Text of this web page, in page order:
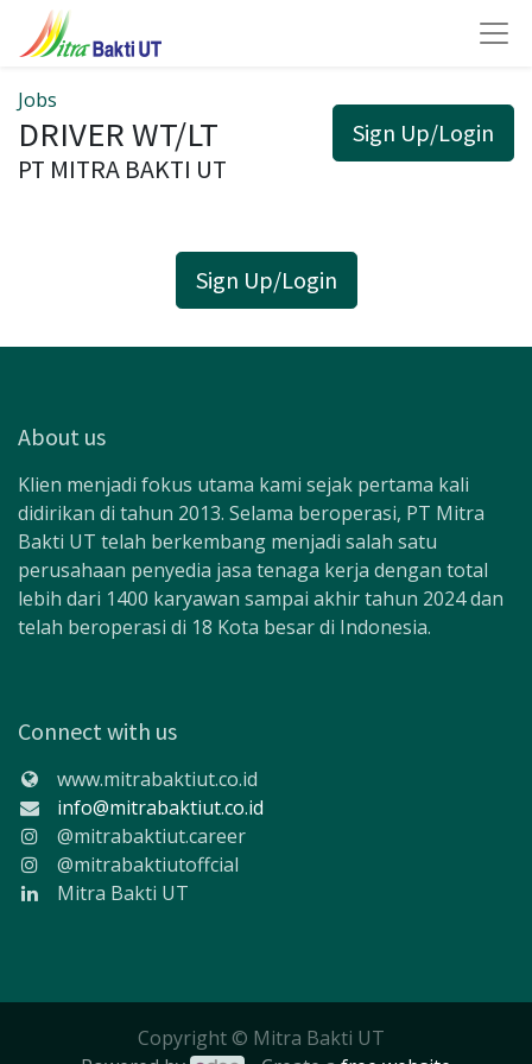
Sign Up/Login
Jobs
DRIVER WT/LT
PT MITRA BAKTI UT
Sign Up/Login
About us
Klien menjadi fokus utama kami sejak pertama kali
didirikan di tahun 2013. Selama beroperasi, PT Mitra
Bakti UT telah berkembang menjadi salah satu
perusahaan penyedia jasa tenaga kerja dengan total
lebih dari 1400 karyawan sampai akhir tahun 2024 dan
telah beroperasi di 18 Kota besar di Indonesia.
Connect with us
www.mitrabaktiut.co.id
info@mitrabaktiut.co.id
@mitrabaktiut.career
@mitrabaktiutoffcial
Mitra Bakti UT
Copyright © Mitra Bakti UT